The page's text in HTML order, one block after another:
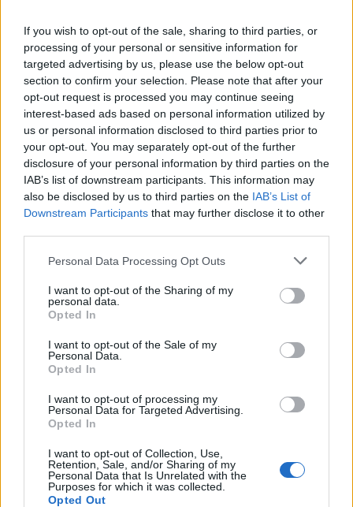
If you wish to opt-out of the sale, sharing to third parties, or
processing of your personal or sensitive information for
targeted advertising by us, please use the below opt-out
section to confirm your selection. Please note that after your
opt-out request is processed you may continue seeing
interest-based ads based on personal information utilized by
us or personal information disclosed to third parties prior to
your opt-out. You may separately opt-out of the further
disclosure of your personal information by third parties on the
IAB’s list of downstream participants. This information may
also be disclosed by us to third parties on the IAB’s List of
Downstream Participants that may further disclose it to other
Please note that this website/app uses one or more Google
not limited to your visit or usage behaviour. You may click to
grant or deny consent to Google and its third-party tags to
use your data for below specified purposes in below Google
consent section.
Personal Data Processing Opt Outs
I want to opt-out of the Sharing of my
personal data.
Opted In
I want to opt-out of the Sale of my
Personal Data.
Opted In
I want to opt-out of processing my
Personal Data for Targeted Advertising.
Opted In
I want to opt-out of Collection, Use,
Retention, Sale, and/or Sharing of my
Personal Data that Is Unrelated with the
Purposes for which it was collected.
Opted Out
τελευταία χρόνια, θα παραμείνει ένα από τα
υψηλότερα στο σύνολο των αξιολογούμενων
χωρών έως το τέλος αυτής της δεκαετίας.
Οι βασικές μας υποθέσεις αναγνωρίζουν επίσης
ότι οι ελληνικές αρχές χρησιμοποιούν καλά τη
θετική δυναμική που δημιουργήθηκε από τα
κονδύλια του Ταμείου Ανάκαμψης για να
εφαρμόσουν με αποφασιστικότητα οικονομικές
και δημοσιονομικές πολιτικές που υποστηρίζουν
το αξιόχρεο, μια πολιτική επιλογή που μειώνει
τους αρνητικούς κινδύνους για τις αξιολογήσεις
που μπορεί να προκληθούν από αυτές τις
οικονομικές και δημοσιονομικές αδυναμίες».